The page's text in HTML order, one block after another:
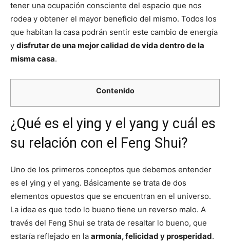
tener una ocupación consciente del espacio que nos
rodea y obtener el mayor beneficio del mismo. Todos los
que habitan la casa podrán sentir este cambio de energía
y disfrutar de una mejor calidad de vida dentro de la
misma casa.
Contenido
¿Qué es el ying y el yang y cuál es
su relación con el Feng Shui?
Uno de los primeros conceptos que debemos entender
es el ying y el yang. Básicamente se trata de dos
elementos opuestos que se encuentran en el universo.
La idea es que todo lo bueno tiene un reverso malo. A
través del Feng Shui se trata de resaltar lo bueno, que
estaría reflejado en la armonía, felicidad y prosperidad.